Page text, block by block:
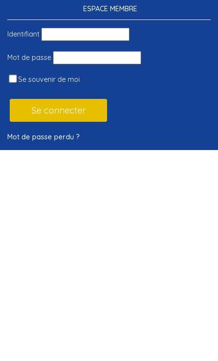
ESPACE MEMBRE
Identifiant
Mot de passe
Se souvenir de moi
Mot de passe perdu ?